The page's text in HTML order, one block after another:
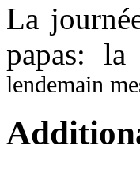
La
papas: la
lendemain